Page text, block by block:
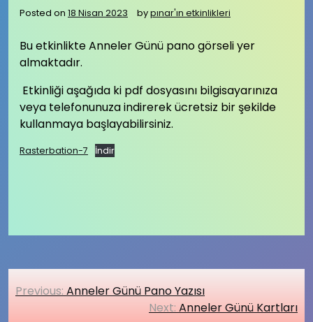
Posted on 18 Nisan 2023 bypınar'ın etkinlikleri
Bu etkinlikte Anneler Günü pano görseli yer
almaktadır.
Etkinliği aşağıda ki pdf dosyasını bilgisayarınıza
veya telefonunuza indirerek ücretsiz bir şekilde
kullanmaya başlayabilirsiniz.
Rasterbation-7 İndir
Yazı
Previous: Anneler Günü Pano Yazısı
Next: Anneler Günü Kartları